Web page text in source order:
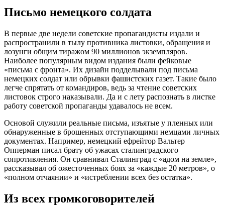
Письмо немецкого солдата
В первые две недели советские пропагандисты издали и
распространили в тылу противника листовки, обращения и
лозунги общим тиражом 90 миллионов экземпляров.
Наиболее популярным видом издания были фейковые
«письма с фронта». Их дизайн подделывали под письма
немецких солдат или обрывки фашистских газет. Такие было
легче спрятать от командиров, ведь за чтение советских
листовок строго наказывали. Да и с лету распознать в листке
работу советской пропаганды удавалось не всем.
Основой служили реальные письма, изъятые у пленных или
обнаруженные в брошенных отступающими немцами личных
документах. Например, немецкий ефрейтор Вальтер
Опперман писал брату об ужасах сталинградского
сопротивления. Он сравнивал Сталинград с «адом на земле»,
рассказывал об ожесточенных боях за «каждые 20 метров», о
«полном отчаянии» и «истреблении всех без остатка».
Из всех громкоговорителей